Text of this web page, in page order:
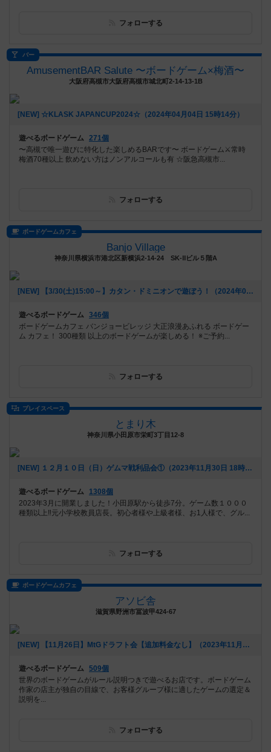
フォローする
バー
AmusementBAR Salute 〜ボードゲーム×梅酒〜
大阪府高槻市大阪府高槻市城北町2-14-13-1B
[NEW] ☆KLASK JAPANCUP2024☆（2024年04月04日 15時14分）
遊べるボードゲーム 271個
〜高槻で唯一遊びに特化した楽しめるBARです〜 ボードゲーム⚔️常時
梅酒70種以上 飲めない方はノンアルコールも有 ☆阪急高槻市...
フォローする
ボードゲームカフェ
Banjo Village
神奈川県横浜市港北区新横浜2-14-24 SK‐Ⅱビル５階A
[NEW] 【3/30(土)15:00～】カタン・ドミニオンで遊ぼう！（2024年03月23日 14時37分）
遊べるボードゲーム 346個
ボードゲームカフェ バンジョービレッジ 大正浪漫あふれる ボードゲー
ム カフェ！ 300種類 以上のボードゲームが楽しめる！ ※ご予約...
フォローする
プレイスペース
とまり木
神奈川県小田原市栄町3丁目12-8
[NEW] １２月１０日（日）ゲムマ戦利品会①（2023年11月30日 18時05分）
遊べるボードゲーム
1308個
2023年3月に開業しました！小田原駅から徒歩7分。ゲーム数１０００
種類以上‼️元小学校教員店長。初心者様や上級者様、お1人様で、グル...
フォローする
ボードゲームカフェ
アソビ舎
滋賀県野洲市冨波甲424-67
[NEW] 【11月26日】MtGドラフト会【追加料金なし】（2023年11月04日 11時45分）
遊べるボードゲーム 509個
世界のボードゲームがルール説明つきで遊べるお店です。ボードゲーム
作家の店主が独自の目線で、お客様グループ様に適したゲームの選定＆
説明を...
フォローする